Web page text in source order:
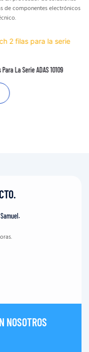
de componentes electrónicos
La Serie ADAS 10109
NOSOTROS